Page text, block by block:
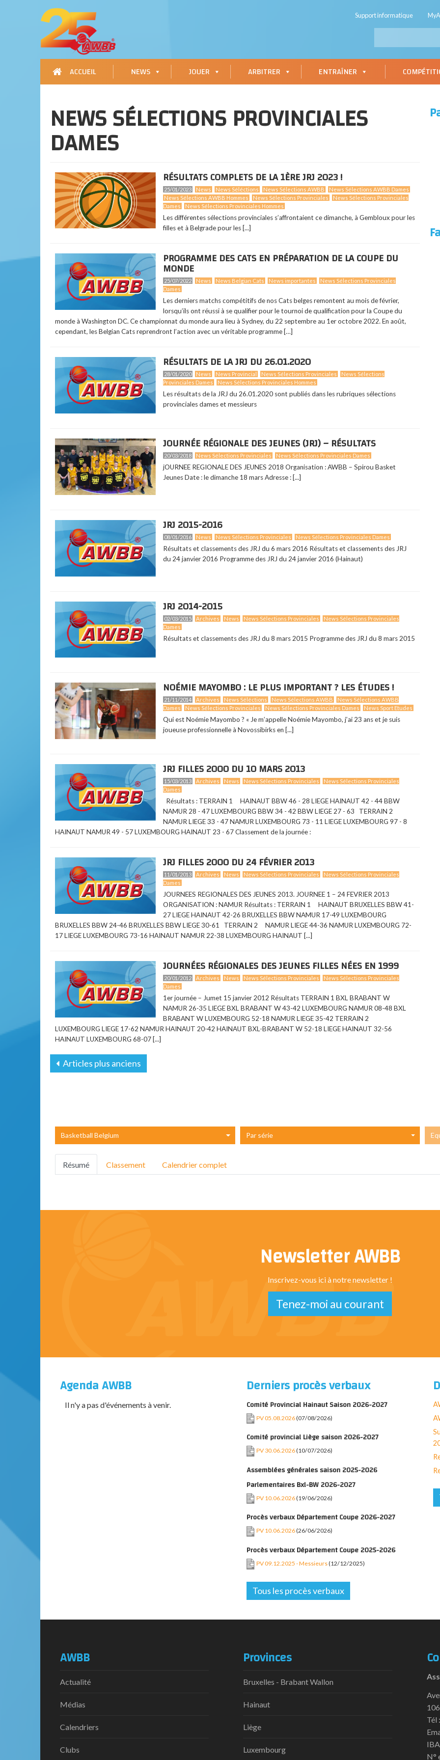
Support informatique
ACCUEIL NEWS JOUER ARBITRER ENTRAÎNER
NEWS SÉLECTIONS PROVINCIALES
DAMES
RÉSULTATS COMPLETS DE LA 1ÈRE JRJ 2023 !
25/01/2023 News News Séléctions News Sélections AWBB
News Sélections AWBB Dames
News Sélections AWBB Hommes
News Sélections Provinciales
News Sélections Provinciales
Dames
News Sélections Provinciales Hommes
Les différentes sélections provinciales s’affrontaient ce dimanche, à Gembloux pour les
filles et à Belgrade pour les [...]
PROGRAMME DES CATS EN PRÉPARATION DE LA COUPE DU
MONDE
25/07/2022 News News Belgian Cats News importantes
News Sélections Provinciales
Dames
Les derniers matchs compétitifs de nos Cats belges remontent au mois de février,
lorsqu’ils ont réussi à se qualifier pour le tournoi de qualification pour la Coupe du
monde à Washington DC. Ce championnat du monde aura lieu à Sydney, du 22 septembre au 1er octobre 2022. En août,
cependant, les Belgian Cats reprendront l’action avec un véritable programme […]
RÉSULTATS DE LA JRJ DU 26.01.2020
28/01/2020 News News Provincial News Sélections Provinciales
News Sélections
Provinciales Dames
News Sélections Provinciales Hommes
Les résultats de la JRJ du 26.01.2020 sont publiés dans les rubriques sélections
provinciales dames et messieurs
JOURNÉE RÉGIONALE DES JEUNES (JRJ) – RÉSULTATS
20/03/2018 News Sélections Provinciales News Sélections Provinciales Dames
jOURNEE REGIONALE DES JEUNES 2018 Organisation : AWBB – Spirou Basket
Jeunes Date : le dimanche 18 mars Adresse : [...]
JRJ 2015-2016
08/01/2016 News News Sélections Provinciales News Sélections Provinciales Dames
Résultats et classements des JRJ du 6 mars 2016 Résultats et classements des JRJ
du 24 janvier 2016 Programme des JRJ du 24 janvier 2016 (Hainaut)
JRJ 2014-2015
02/03/2015 Archives News News Sélections Provinciales
News Sélections Provinciales
Dames
Résultats et classements des JRJ du 8 mars 2015 Programme des JRJ du 8 mars 2015
NOÉMIE MAYOMBO : LE PLUS IMPORTANT ? LES ÉTUDES !
21/11/2014 Archives News Séléctions News Sélections AWBB
News Sélections AWBB
Dames
News Sélections Provinciales News Sélections Provinciales Dames News Sport Etudes
Qui est Noémie Mayombo ? « Je m’appelle Noémie Mayombo, j’ai 23 ans et je suis
joueuse professionnelle à Novossibirks en [...]
JRJ FILLES 2000 DU 10 MARS 2013
15/03/2013 Archives News News Sélections Provinciales
News Sélections Provinciales
Dames
Résultats : TERRAIN 1 HAINAUT BBW 46 - 28 LIEGE HAINAUT 42 - 44 BBW
NAMUR 28 - 47 LUXEMBOURG BBW 34 - 42 BBW LIEGE 27 - 63 TERRAIN 2
NAMUR LIEGE 33 - 47 NAMUR LUXEMBOURG 73 - 11 LIEGE LUXEMBOURG 97 - 8
HAINAUT NAMUR 49 - 57 LUXEMBOURG HAINAUT 23 - 67 Classement de la journée :
JRJ FILLES 2000 DU 24 FÉVRIER 2013
11/01/2013 Archives News News Sélections Provinciales
News Sélections Provinciales
Dames
JOURNEES REGIONALES DES JEUNES 2013. JOURNEE 1 – 24 FEVRIER 2013
ORGANISATION : NAMUR Résultats : TERRAIN 1 HAINAUT BRUXELLES BBW 41-
27 LIEGE HAINAUT 42-26 BRUXELLES BBW NAMUR 17-49 LUXEMBOURG
BRUXELLES BBW 24-46 BRUXELLES BBW LIEGE 30-61 TERRAIN 2 NAMUR LIEGE 44-36 NAMUR LUXEMBOURG 72-
17 LIEGE LUXEMBOURG 73-16 HAINAUT NAMUR 22-38 LUXEMBOURG HAINAUT [...]
JOURNÉES RÉGIONALES DES JEUNES FILLES NÉES EN 1999
20/01/2012 Archives News News Sélections Provinciales
News Sélections Provinciales
Dames
1er journée – Jumet 15 janvier 2012 Résultats TERRAIN 1 BXL BRABANT W
NAMUR 26-35 LIEGE BXL BRABANT W 43-42 LUXEMBOURG NAMUR 08-48 BXL
BRABANT W LUXEMBOURG 52-18 NAMUR LIEGE 35-42 TERRAIN 2
LUXEMBOURG LIEGE 17-62 NAMUR HAINAUT 20-42 HAINAUT BXL-BRABANT W 52-18 LIEGE HAINAUT 32-56
HAINAUT LUXEMBOURG 68-07 [...]
Articles plus anciens
Basketball Belgium Par série
Résumé Classement Calendrier complet
Newsletter AWBB
Inscrivez-vous ici à notre newsletter !
Tenez-moi au courant
Agenda AWBB
Il n'y a pas d'événements à venir.
Derniers procès verbaux
Comité Provincial Hainaut Saison 2026-2027
PV 05.08.2026(07/08/2026)
Comité provincial Liège saison 2026-2027
PV 30.06.2026(10/07/2026)
Assemblées générales saison 2025-2026
Parlementaires Bxl-BW 2026-2027
PV 10.06.2026(19/06/2026)
Procès verbaux Département Coupe 2026-2027
PV 10.06.2026(26/06/2026)
Procès verbaux Département Coupe 2025-2026
PV 09.12.2025 - Messieurs(12/12/2025)
Tous les procès verbaux
AWBB
Actualité
Médias
Calendriers
Clubs
Provinces
Bruxelles - Brabant Wallon
Hainaut
Liège
Luxembourg
Tél
N°